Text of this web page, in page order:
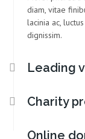
diam, vitae
lacinia ac,
dignissim.
Leading
Charity
Online